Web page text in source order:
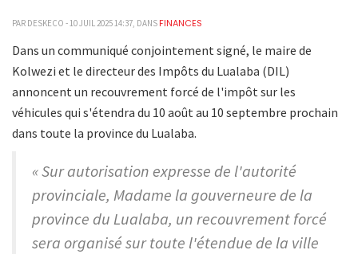
PAR DESKECO - 10 JUIL 2025 14:37, DANS FINANCES
Dans un communiqué conjointement signé, le maire de
Kolwezi et le directeur des Impôts du Lualaba (DIL)
annoncent un recouvrement forcé de l'impôt sur les
véhicules qui s'étendra du 10 août au 10 septembre prochain
dans toute la province du Lualaba.
« Sur autorisation expresse de l'autorité
provinciale, Madame la gouverneure de la
province du Lualaba, un recouvrement forcé
sera organisé sur toute l'étendue de la ville